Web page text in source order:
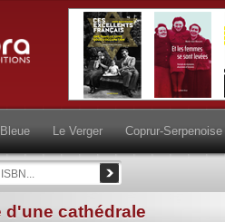
Le Verger Coprur-Serpenoise
d'une cathédrale